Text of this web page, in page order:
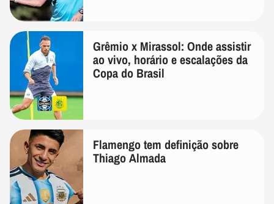
Grêmio x Mirassol: Onde assistir
ao vivo, horário e escalações da
Copa do Brasil
Flamengo tem definição sobre
Thiago Almada